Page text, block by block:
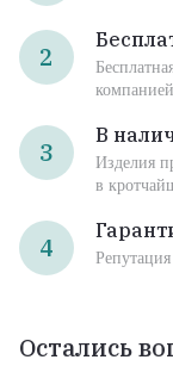
2
3
В
Изделия
в
4
Остались